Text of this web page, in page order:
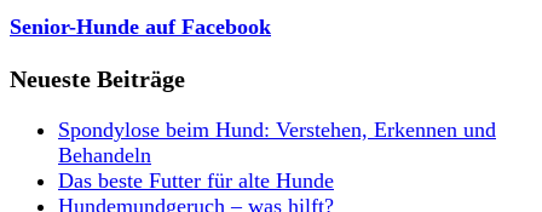
Senior-Hunde auf Facebook
Neueste Beiträge
Spondylose beim Hund: Verstehen, Erkennen und
Behandeln
Das beste Futter für alte Hunde
Hundemundgeruch – was hilft?